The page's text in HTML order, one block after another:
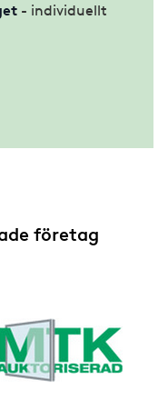
- individuellt
företag